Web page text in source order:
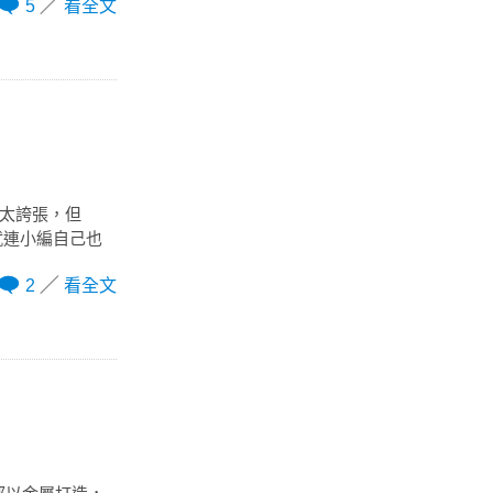
5 看全文
誇張，但
小編自己也
2 看全文